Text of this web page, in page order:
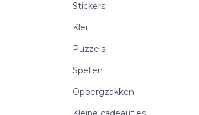
Stickers
Klei
Puzzels
Spellen
Opbergzakken